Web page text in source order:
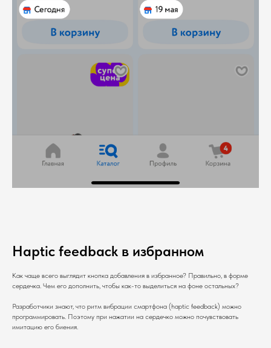
Haptic feedback в избранном
Как чаще всего выглядит кнопка добавления в избранное? Правильно, в форме
сердечка. Чем его дополнить, чтобы как-то выделиться на фоне остальных?
Разработчики знают, что ритм вибрации смартфона (haptic feedback) можно
программировать. Поэтому при нажатии на сердечко можно почувствовать
имитацию его биения.